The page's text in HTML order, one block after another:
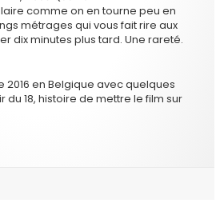
comme on en tourne peu en
métrages qui vous fait rire aux
dix minutes plus tard. Une rareté.
2016 en Belgique avec quelques
18, histoire de mettre le film sur